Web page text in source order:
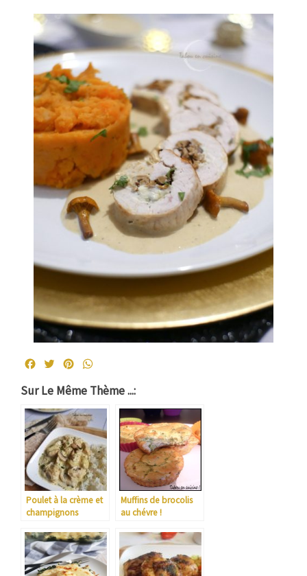
FacebookTwitterPinterest
Sur Le Même Thème ...:
Poulet à la crème et
champignons
Muffins de brocolis
au chévre !